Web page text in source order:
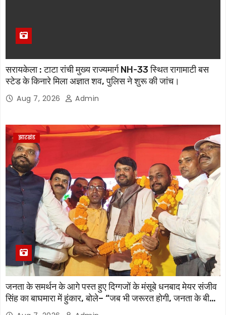
सरायकेला : टाटा रांची मुख्य राज्यमार्ग NH-33 स्थित रागामाटी बस
स्टेड के किनारे मिला अज्ञात शव, पुलिस ने शुरू की जांच।
Aug 7, 2026 Admin
झारखंड
जनता के समर्थन के आगे पस्त हुए दिग्गजों के मंसूबे धनबाद मेयर संजीव
सिंह का बाघमारा में हुंकार, बोले– “जब भी जरूरत होगी, जनता के बीच
मौजूद रहूंगा”